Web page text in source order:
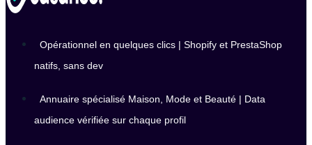
Opérationnel en quelques clics | Shopify et PrestaShop
natifs, sans dev
Annuaire spécialisé Maison, Mode et Beauté | Data
audience vérifiée sur chaque profil